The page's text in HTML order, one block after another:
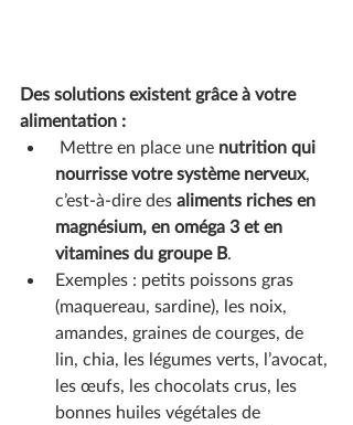
Des solutions existent grâce à votre
alimentation :
Mettre en place une nutrition qui
nourrisse votre système nerveux,
c’est-à-dire des aliments riches en
magnésium, en oméga 3 et en
vitamines du groupe B.
Exemples : petits poissons gras
(maquereau, sardine), les noix,
amandes, graines de courges, de
lin, chia, les légumes verts, l’avocat,
les œufs, les chocolats crus, les
bonnes huiles végétales de